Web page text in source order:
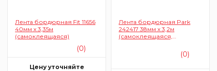
Лента бордюрная Fit 11656
40мм х 3,35м
(самоклеящаяся)
(0)
Цену уточняйте
Лента бордюрная Park
242417 38мм х 3,2м
(самоклеящаяся,
(0)